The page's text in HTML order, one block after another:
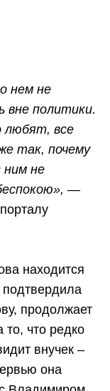
нем не
вне политики.
любят, все
так, почему
ним не
—
находится
подтвердила
продолжает
что редко
внучек –
она